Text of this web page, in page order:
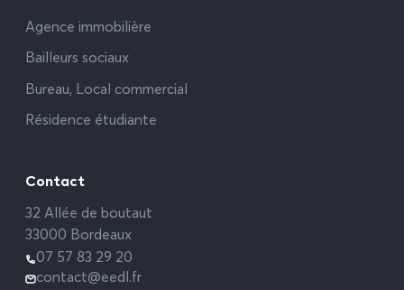
Agence immobilière
Bailleurs sociaux
Bureau, Local commercial
Résidence étudiante
Contact
32 Allée de boutaut
33000 Bordeaux
07 57 83 29 20
contact@eedl.fr